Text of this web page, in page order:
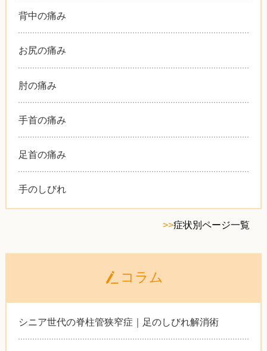
背中の痛み
お尻の痛み
肘の痛み
手首の痛み
足首の痛み
手のしびれ
>>症状別ページ一覧
コラム
シニア世代の脊柱管狭窄症｜足のしびれ解消術